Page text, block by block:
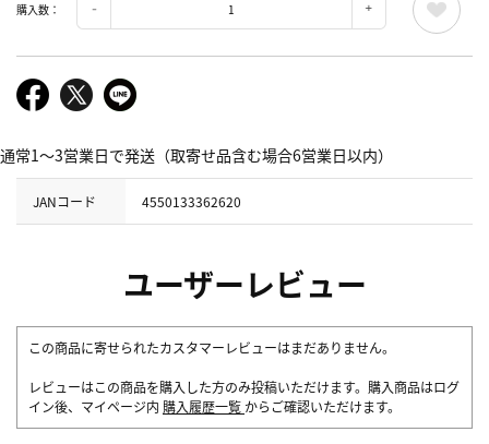
購入数：
通常1～3営業日で発送（取寄せ品含む場合6営業日以内）
JANコード 4550133362620
ユーザーレビュー
この商品に寄せられたカスタマーレビューはまだありません。
レビューはこの商品を購入した方のみ投稿いただけます。購入商品はログ
イン後、マイページ内 購入履歴一覧 からご確認いただけます。